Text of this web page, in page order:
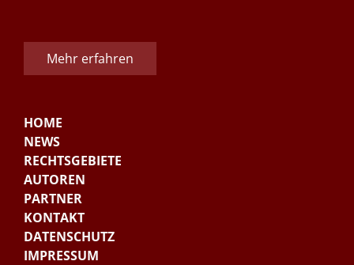
Mehr erfahren
HOME
NEWS
RECHTSGEBIETE
AUTOREN
PARTNER
KONTAKT
DATENSCHUTZ
IMPRESSUM